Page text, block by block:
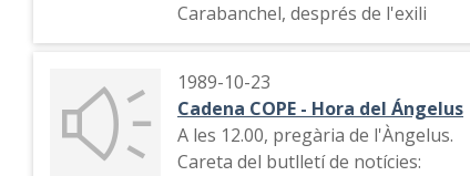
Carabanchel, després de l'exili
1989-10-23
Cadena COPE - Hora del Ángelus
A les 12.00, pregària de l'Àngelus.
Careta del butlletí de notícies: